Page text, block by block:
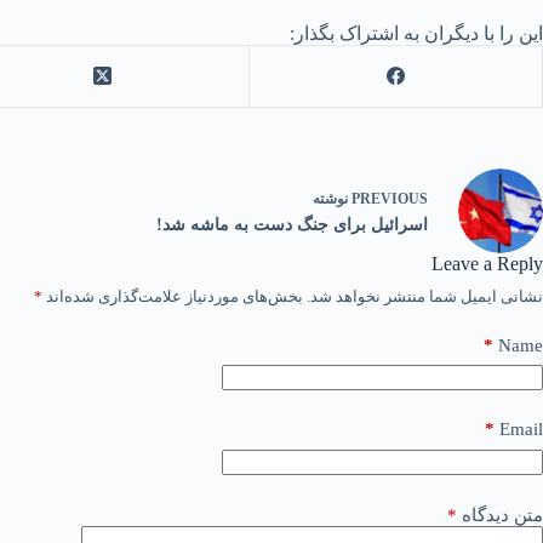
این را با دیگران به اشتراک بگذار:
PREVIOUS نوشته
اسرائیل برای جنگ دست به ماشه شد!
Leave a Reply
نشانی ایمیل شما منتشر نخواهد شد. بخش‌های موردنیاز علامت‌گذاری شده‌اند *
Name
*
Email
*
متن دیدگاه *